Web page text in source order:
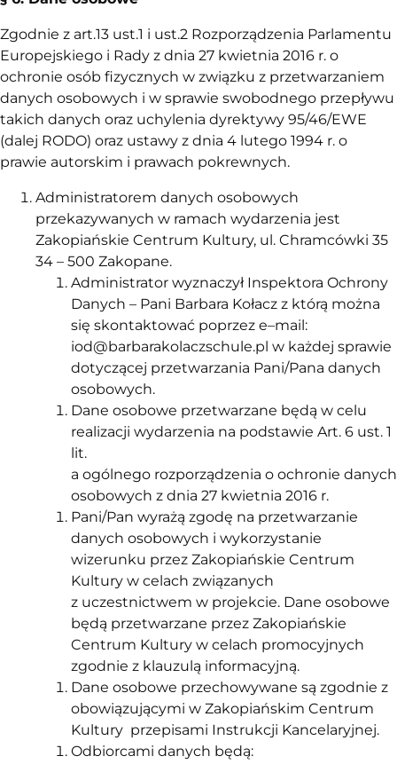
Zgodnie z art.13 ust.1 i ust.2 Rozporządzenia Parlamentu
Europejskiego i Rady z dnia 27 kwietnia 2016 r. o
ochronie osób fizycznych w związku z przetwarzaniem
danych osobowych i w sprawie swobodnego przepływu
takich danych oraz uchylenia dyrektywy 95/46/EWE
(dalej RODO) oraz ustawy z dnia 4 lutego 1994 r. o
prawie autorskim i prawach pokrewnych.
Administratorem danych osobowych
przekazywanych w ramach wydarzenia jest
Zakopiańskie Centrum Kultury, ul. Chramcówki 35
34 – 500 Zakopane.
Administrator wyznaczył Inspektora Ochrony
Danych – Pani Barbara Kołacz z którą można
się skontaktować poprzez e–mail:
iod@barbarakolaczschule.pl w każdej sprawie
dotyczącej przetwarzania Pani/Pana danych
osobowych.
Dane osobowe przetwarzane będą w celu
realizacji wydarzenia na podstawie Art. 6 ust. 1
lit.
a ogólnego rozporządzenia o ochronie danych
osobowych z dnia 27 kwietnia 2016 r.
Pani/Pan wyrażą zgodę na przetwarzanie
danych osobowych i wykorzystanie
wizerunku przez Zakopiańskie Centrum
Kultury w celach związanych
z uczestnictwem w projekcie. Dane osobowe
będą przetwarzane przez Zakopiańskie
Centrum Kultury w celach promocyjnych
zgodnie z klauzulą informacyjną.
Dane osobowe przechowywane są zgodnie z
obowiązującymi w Zakopiańskim Centrum
Kultury przepisami Instrukcji Kancelaryjnej.
Odbiorcami danych będą: